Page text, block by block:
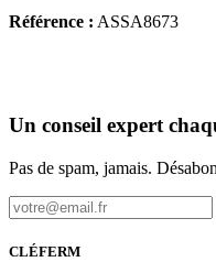
Référence : ASSA8673
Un conseil expert
Pas de spam, jamais.
CLÉFERM